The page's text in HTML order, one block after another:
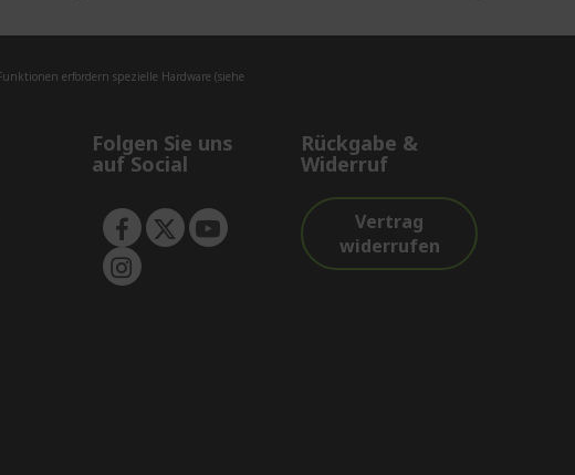
erfordern spezielle Hardware (siehe
Folgen Sie uns
auf Social
Rückgabe &
Widerruf
Vertrag
widerrufen